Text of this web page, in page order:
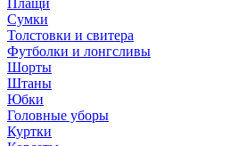
Плащи
Сумки
Толстовки и свитера
Футболки и лонгсливы
Шорты
Штаны
Юбки
Головные уборы
Куртки